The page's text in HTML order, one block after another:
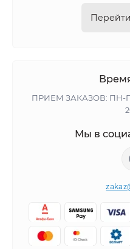
ПРИЕМ ЗАКАЗОВ: ПН-
Мы в